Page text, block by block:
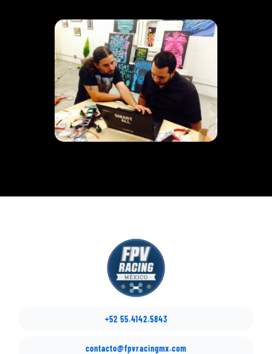
+52 55.4142.5843
contacto@fpvracingmx.com